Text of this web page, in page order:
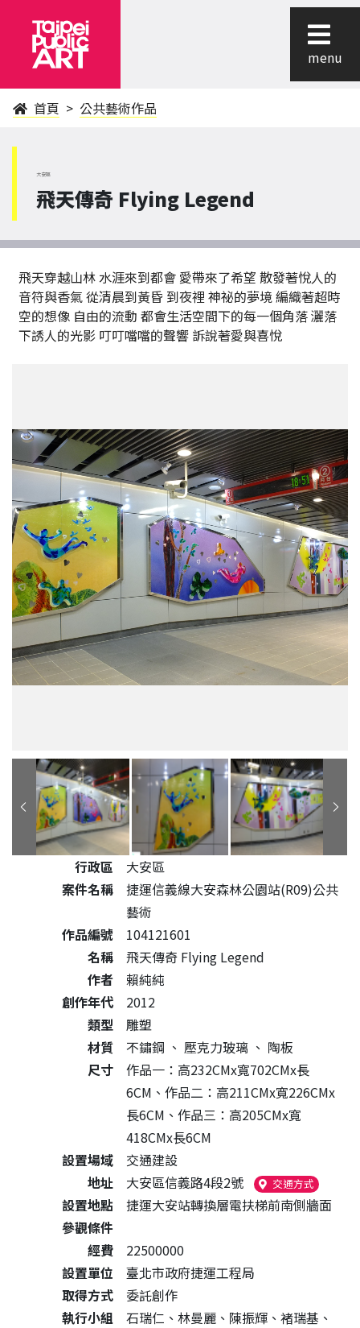
menu
首頁 公共藝術作品
大安區
飛天傳奇 Flying Legend
飛天穿越山林 水涯來到都會 愛帶來了希望 散發著悅人的
音符與香氣 從清晨到黃昏 到夜裡 神祕的夢境 編織著超時
空的想像 自由的流動 都會生活空間下的每一個角落 灑落
下誘人的光影 叮叮噹噹的聲響 訴說著愛與喜悅
公共藝術作品詳細資料
行政區
大安區
案件名稱
捷運信義線大安森林公園站(R09)公共
藝術
作品編號
104121601
名稱
飛天傳奇 Flying Legend
作者
賴純純
創作年代
2012
類型
雕塑
材質
不鏽鋼 、 壓克力玻璃 、 陶板
尺寸
作品一：高232CMx寬702CMx長
6CM、作品二：高211CMx寬226CMx
長6CM、作品三：高205CMx寬
418CMx長6CM
設置場域
交通建設
地址
大安區信義路4段2號 交通方式（另開新
設置地點
捷運大安站轉換層電扶梯前南側牆面
參觀條件
經費
22500000
設置單位
臺北市政府捷運工程局
取得方式
委託創作
執行小組
石瑞仁、林曼麗、陳振輝、褚瑞基、